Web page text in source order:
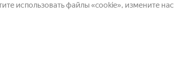
использовать файлы «cookie», измените